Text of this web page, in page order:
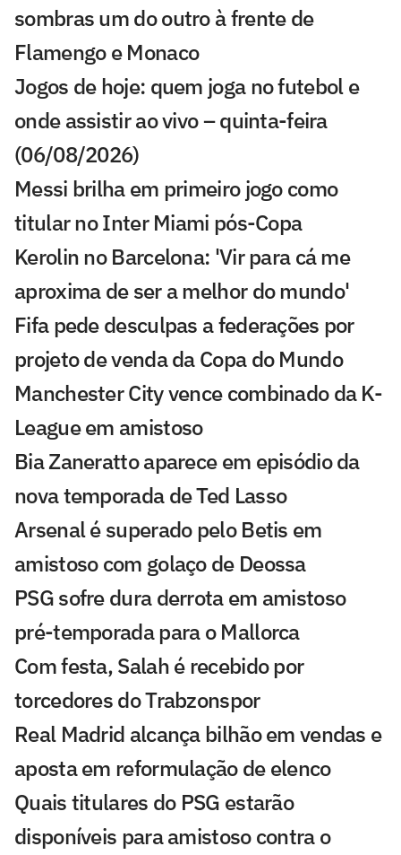
sombras um do outro à frente de
Flamengo e Monaco
Jogos de hoje: quem joga no futebol e
onde assistir ao vivo – quinta-feira
(06/08/2026)
Messi brilha em primeiro jogo como
titular no Inter Miami pós-Copa
Kerolin no Barcelona: 'Vir para cá me
aproxima de ser a melhor do mundo'
Fifa pede desculpas a federações por
projeto de venda da Copa do Mundo
Manchester City vence combinado da K-
League em amistoso
Bia Zaneratto aparece em episódio da
nova temporada de Ted Lasso
Arsenal é superado pelo Betis em
amistoso com golaço de Deossa
PSG sofre dura derrota em amistoso
pré-temporada para o Mallorca
Com festa, Salah é recebido por
torcedores do Trabzonspor
Real Madrid alcança bilhão em vendas e
aposta em reformulação de elenco
Quais titulares do PSG estarão
disponíveis para amistoso contra o